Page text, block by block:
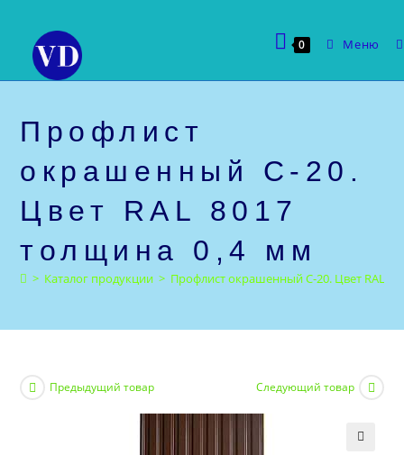
содержимому
0 Меню
Профлист
окрашенный С-20.
Цвет RAL 8017
толщина 0,4 мм
> Каталог продукции > Профлист окрашенный С-20. Цвет RAL
Предыдущий товар Следующий товар